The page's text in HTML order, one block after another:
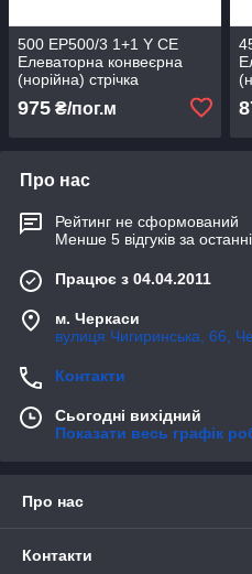
500 ЕР500/3 1+1 Y CE
Елеваторна конвеєрна
(норійна) стрічка
975 ₴/пог.м
Про нас
Рейтинг не сформований
Менше 5 відгуків за
Працює з 04.04.2011
м. Черкаси
вулиця Чигиринська, 66,
Контакти
Сьогодні вихідний
Показати весь графік
Про нас
Контакти